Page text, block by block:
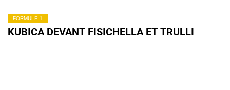
FORMULE 1
KUBICA DEVANT FISICHELLA ET TRULLI